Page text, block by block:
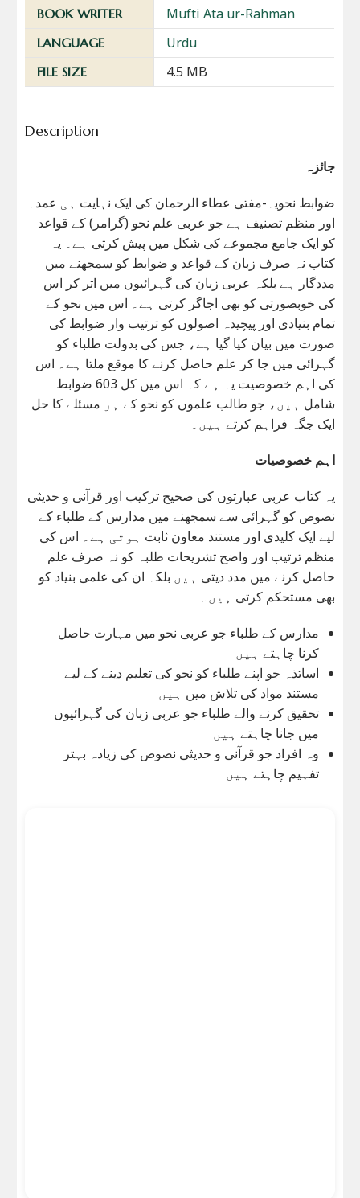
BOOK WRITER Mufti Ata ur-Rahman
LANGUAGE Urdu
FILE SIZE 4.5 MB
Description
جائزہ
ضوابط نحویہ-مفتی عطاء الرحمان کی ایک نہایت ہی عمدہ
اور منظم تصنیف ہے جو عربی علم نحو (گرامر) کے قواعد
کو ایک جامع مجموعے کی شکل میں پیش کرتی ہے۔ یہ
کتاب نہ صرف زبان کے قواعد و ضوابط کو سمجھنے میں
مددگار ہے بلکہ عربی زبان کی گہرائیوں میں اتر کر اس
کی خوبصورتی کو بھی اجاگر کرتی ہے۔ اس میں نحو کے
تمام بنیادی اور پیچیدہ اصولوں کو ترتیب وار ضوابط کی
صورت میں بیان کیا گیا ہے، جس کی بدولت طلباء کو
گہرائی میں جا کر علم حاصل کرنے کا موقع ملتا ہے۔ اس
کی اہم خصوصیت یہ ہے کہ اس میں کل 603 ضوابط
شامل ہیں، جو طالب علموں کو نحو کے ہر مسئلے کا حل
ایک جگہ فراہم کرتے ہیں۔
اہم خصوصیات
یہ کتاب عربی عبارتوں کی صحیح ترکیب اور قرآنی و حدیثی
نصوص کو گہرائی سے سمجھنے میں مدارس کے طلباء کے
لیے ایک کلیدی اور مستند معاون ثابت ہوتی ہے۔ اس کی
منظم ترتیب اور واضح تشریحات طلبہ کو نہ صرف علم
حاصل کرنے میں مدد دیتی ہیں بلکہ ان کی علمی بنیاد کو
بھی مستحکم کرتی ہیں۔
مدارس کے طلباء جو عربی نحو میں مہارت حاصل
کرنا چاہتے ہیں
اساتذہ جو اپنے طلباء کو نحو کی تعلیم دینے کے لیے
مستند مواد کی تلاش میں ہیں
تحقیق کرنے والے طلباء جو عربی زبان کی گہرائیوں
میں جانا چاہتے ہیں
وہ افراد جو قرآنی و حدیثی نصوص کی زیادہ بہتر
تفہیم چاہتے ہیں